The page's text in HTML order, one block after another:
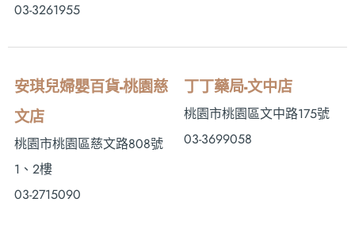
03-3261955
安琪兒婦嬰百貨-桃園慈
文店
桃園市桃園區慈文路808號
1、2樓
03-2715090
丁丁藥局-文中店
桃園市桃園區文中路175號
03-3699058